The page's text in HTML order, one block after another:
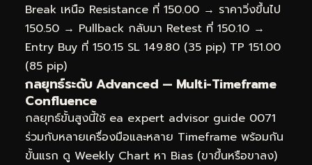
Break เหนือ Resistance ที่ 150.00 → ราคาวิ่งขึ้นไป
150.50 → Pullback กลับมา Retest ที่ 150.10 →
Entry Buy ที่ 150.15 SL 149.80 (35 pip) TP 151.00
(85 pip)
กลยุทธ์ระดับ Advanced — Multi-Timeframe
Confluence
กลยุทธ์ขั้นสูงนี้ใช้ ea expert advisor guide 0071
ร่วมกับหลายเครื่องมือและหลาย Timeframe พร้อมกัน
ขั้นแรก ดู Weekly Chart หา Bias (ขาขึ้นหรือขาลง)